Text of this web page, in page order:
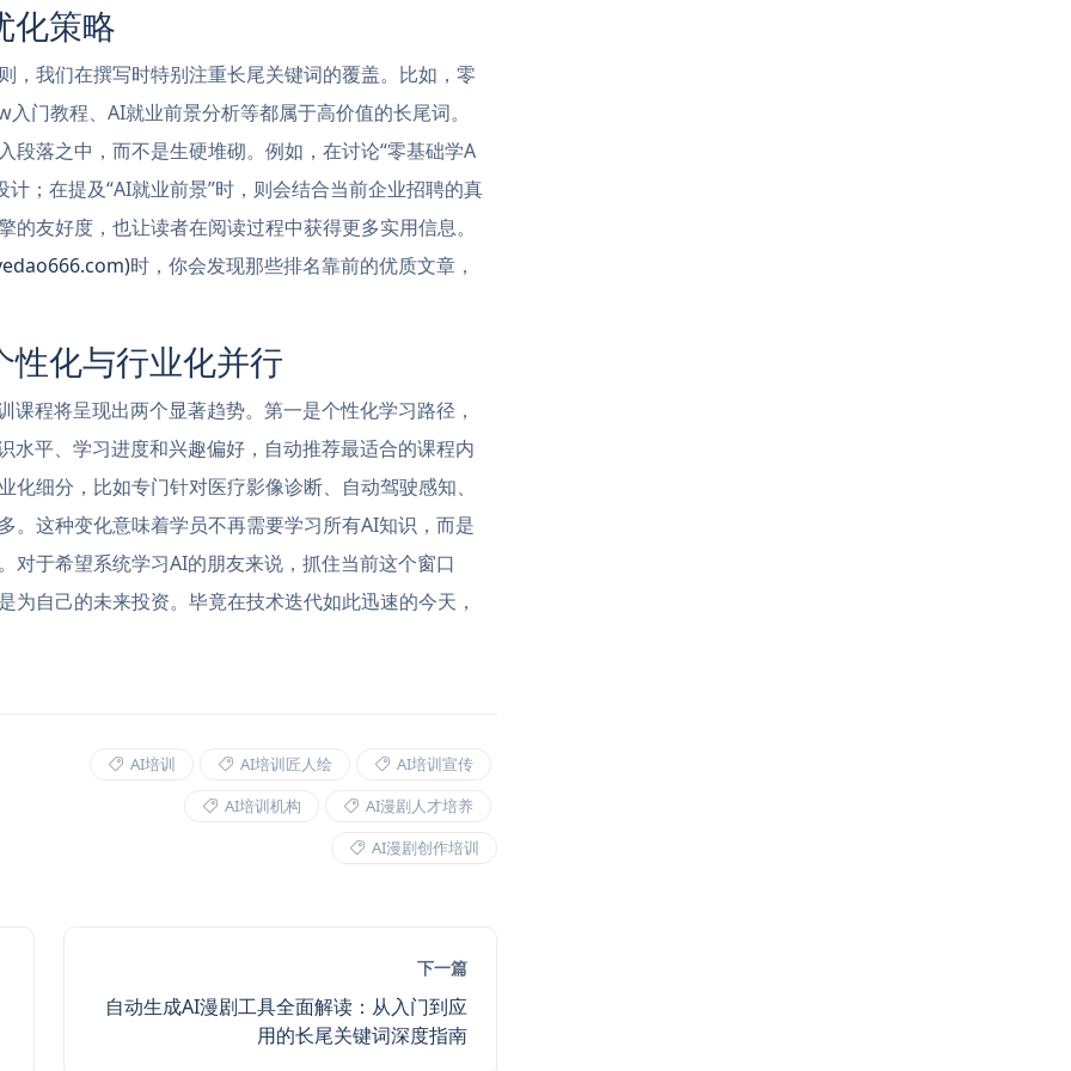
化策略
，我们在撰写时特别注重长尾关键词的覆盖。比如，零
门教程、AI就业前景分析等都属于高价值的长尾词。
段落之中，而不是生硬堆砌。例如，在讨论“零基础学A
；在提及“AI就业前景”时，则会结合当前企业招聘的真
友好度，也让读者在阅读过程中获得更多实用信息。
时，你会发现那些排名靠前的优质文章，
化与行业化并行
程将呈现出两个显著趋势。第一是个性化学习路径，
水平、学习进度和兴趣偏好，自动推荐最适合的课程内
细分，比如专门针对医疗影像诊断、自动驾驶感知、
。这种变化意味着学员不再需要学习所有AI知识，而是
对于希望系统学习AI的朋友来说，抓住当前这个窗口
自己的未来投资。毕竟在技术迭代如此迅速的今天，
AI培训 AI培训匠人绘
AI培训宣传
AI培训机构
AI漫剧人才培养
AI漫剧创作培训
下一篇
自动生成AI漫剧工具全面解读：从入门到应
用的长尾关键词深度指南